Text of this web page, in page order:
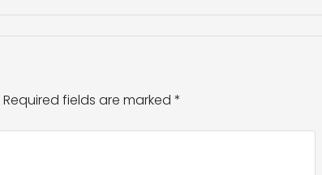
Required fields are marked *